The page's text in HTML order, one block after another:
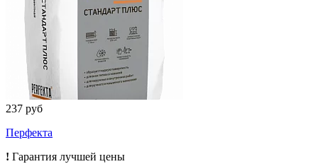
237 руб
Перфекта
! Гарантия лучшей цены